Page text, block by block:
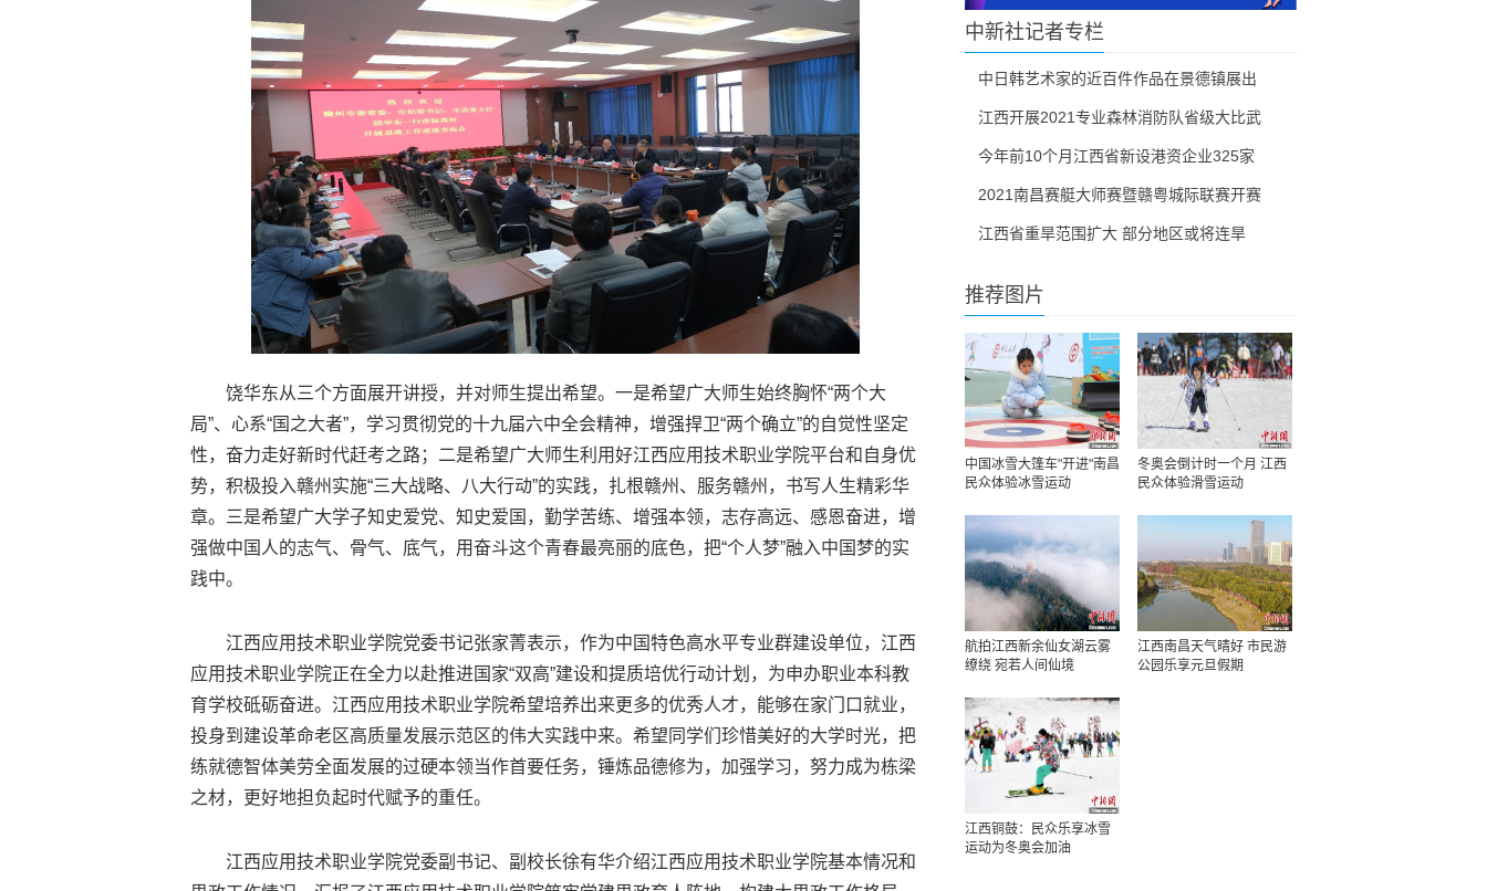
饶华东从三个方面展开讲授，并对师生提出希望。一是希望广大师生始终胸怀“两个大
局”、心系“国之大者”，学习贯彻党的十九届六中全会精神，增强捍卫“两个确立”的自觉性坚定
性，奋力走好新时代赶考之路；二是希望广大师生利用好江西应用技术职业学院平台和自身优
势，积极投入赣州实施“三大战略、八大行动”的实践，扎根赣州、服务赣州，书写人生精彩华
章。三是希望广大学子知史爱党、知史爱国，勤学苦练、增强本领，志存高远、感恩奋进，增
强做中国人的志气、骨气、底气，用奋斗这个青春最亮丽的底色，把“个人梦”融入中国梦的实
践中。
江西应用技术职业学院党委书记张家菁表示，作为中国特色高水平专业群建设单位，江西
应用技术职业学院正在全力以赴推进国家“双高”建设和提质培优行动计划，为申办职业本科教
育学校砥砺奋进。江西应用技术职业学院希望培养出来更多的优秀人才，能够在家门口就业，
投身到建设革命老区高质量发展示范区的伟大实践中来。希望同学们珍惜美好的大学时光，把
练就德智体美劳全面发展的过硬本领当作首要任务，锤炼品德修为，加强学习，努力成为栋梁
之材，更好地担负起时代赋予的重任。
江西应用技术职业学院党委副书记、副校长徐有华介绍江西应用技术职业学院基本情况和
中新社记者专栏
中日韩艺术家的近百件作品在景德镇展出
江西开展2021专业森林消防队省级大比武
今年前10个月江西省新设港资企业325家
2021南昌赛艇大师赛暨赣粤城际联赛开赛
江西省重旱范围扩大 部分地区或将连旱
推荐图片
中国冰雪大篷车"开进"南昌
民众体验冰雪运动
冬奥会倒计时一个月 江西
民众体验滑雪运动
航拍江西新余仙女湖云雾
缭绕 宛若人间仙境
江西南昌天气晴好 市民游
公园乐享元旦假期
江西铜鼓：民众乐享冰雪
运动为冬奥会加油